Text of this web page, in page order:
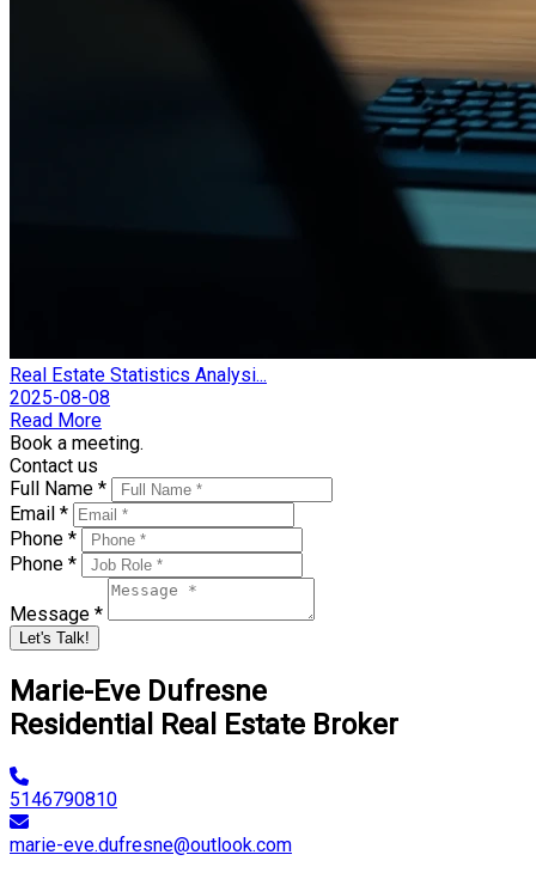
Real Estate Statistics Analysi...
2025-08-08
Read More
Book a meeting.
Contact us
Full Name *
Email *
Phone *
Phone *
Message *
Let's Talk!
Marie-Eve Dufresne
Residential Real Estate Broker
5146790810
marie-eve.dufresne@outlook.com